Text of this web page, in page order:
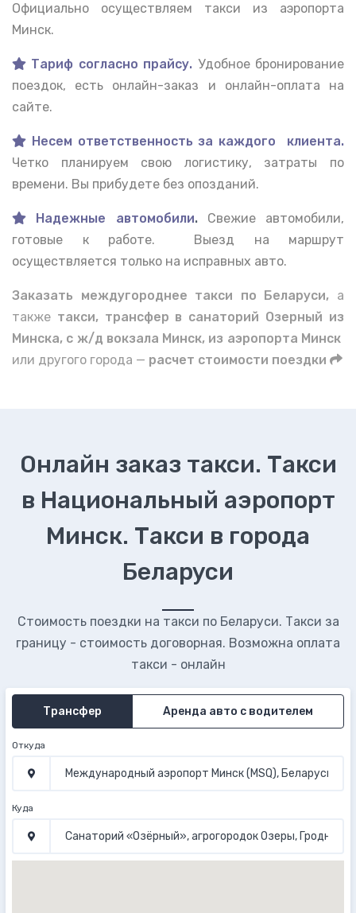
Официально осуществляем такси из аэропорта
Минск.
Тариф согласно прайсу. Удобное бронирование
поездок, есть онлайн-заказ и онлайн-оплата на
сайте.
Несем ответственность за каждого клиента.
Четко планируем свою логистику, затраты по
времени. Вы прибудете без опозданий.
Надежные автомобили. Свежие автомобили,
готовые к работе. Выезд на маршрут
осуществляется только на исправных авто.
Заказать междугороднее такси по Беларуси, а
также такси, трансфер в санаторий Озерный из
Минска, с ж/д вокзала Минск, из аэропорта Минск
или другого города — расчет стоимости поездки
Онлайн заказ такси. Такси
в Национальный аэропорт
Минск. Такси в города
Беларуси
Стоимость поездки на такси по Беларуси. Такси за
границу - стоимость договорная. Возможна оплата
такси - онлайн
Трансфер Аренда авто с водителем
Откуда
Куда